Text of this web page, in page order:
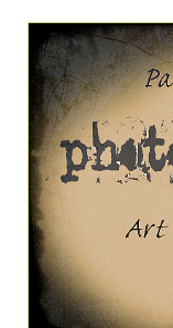
Обо
VideoKiselev
Мои